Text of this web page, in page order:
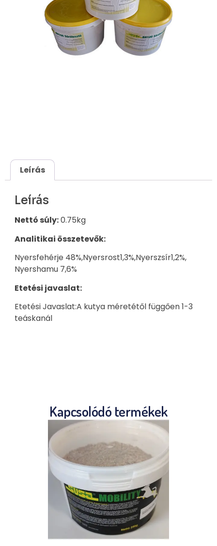
Leírás
Leírás
Nettó súly:0.75kg
Analitikai összetevők:
Nyersfehérje 48%,Nyersrost1,3%,Nyerszsír1,2%,
Nyershamu 7,6%
Etetési javaslat:
Etetési Javaslat:A kutya méretétől függően 1-3
teáskanál
Kapcsolódó termékek